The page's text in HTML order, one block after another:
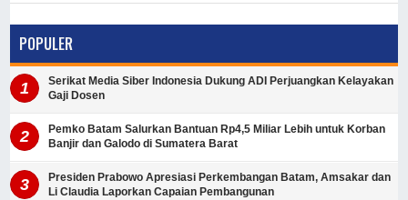
POPULER
Serikat Media Siber Indonesia Dukung ADI Perjuangkan Kelayakan
Gaji Dosen
Pemko Batam Salurkan Bantuan Rp4,5 Miliar Lebih untuk Korban
Banjir dan Galodo di Sumatera Barat
Presiden Prabowo Apresiasi Perkembangan Batam, Amsakar dan
Li Claudia Laporkan Capaian Pembangunan